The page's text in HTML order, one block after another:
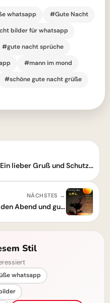
whatsapp
#Gute Nacht
bilder für whatsapp
#gute nacht sprüche
#mann im mond
#schöne gute nacht grüße
Gute Nacht mit Herz: Ein lieber Gruß und Schutz für deine Herzensmenschen
NÄCHSTES →
Liebe Abendgrüße - Genieße den Abend und gute Nacht
Stil
whatsapp